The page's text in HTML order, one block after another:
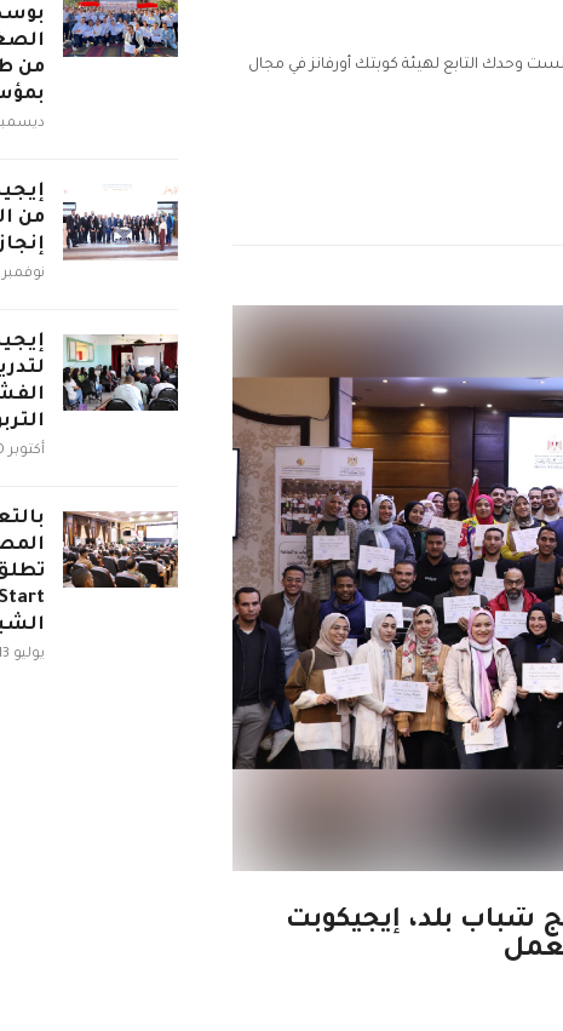
وحدك التابع لهيئة كوبتك أورفانز في مجال
شباب بلد، إيجيكوبت
من
ديسمبر 4,
من
نوفمبر 30, 2025
أكتوبر 20, 2025
يوليو 13, 2025